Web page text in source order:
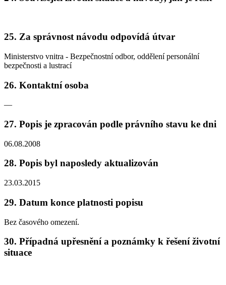
25. Za správnost návodu odpovídá útvar
Ministerstvo vnitra - Bezpečnostní odbor, oddělení personální
bezpečnosti a lustrací
26. Kontaktní osoba
—
27. Popis je zpracován podle právního stavu ke dni
06.08.2008
28. Popis byl naposledy aktualizován
23.03.2015
29. Datum konce platnosti popisu
Bez časového omezení.
30. Případná upřesnění a poznámky k řešení životní
situace